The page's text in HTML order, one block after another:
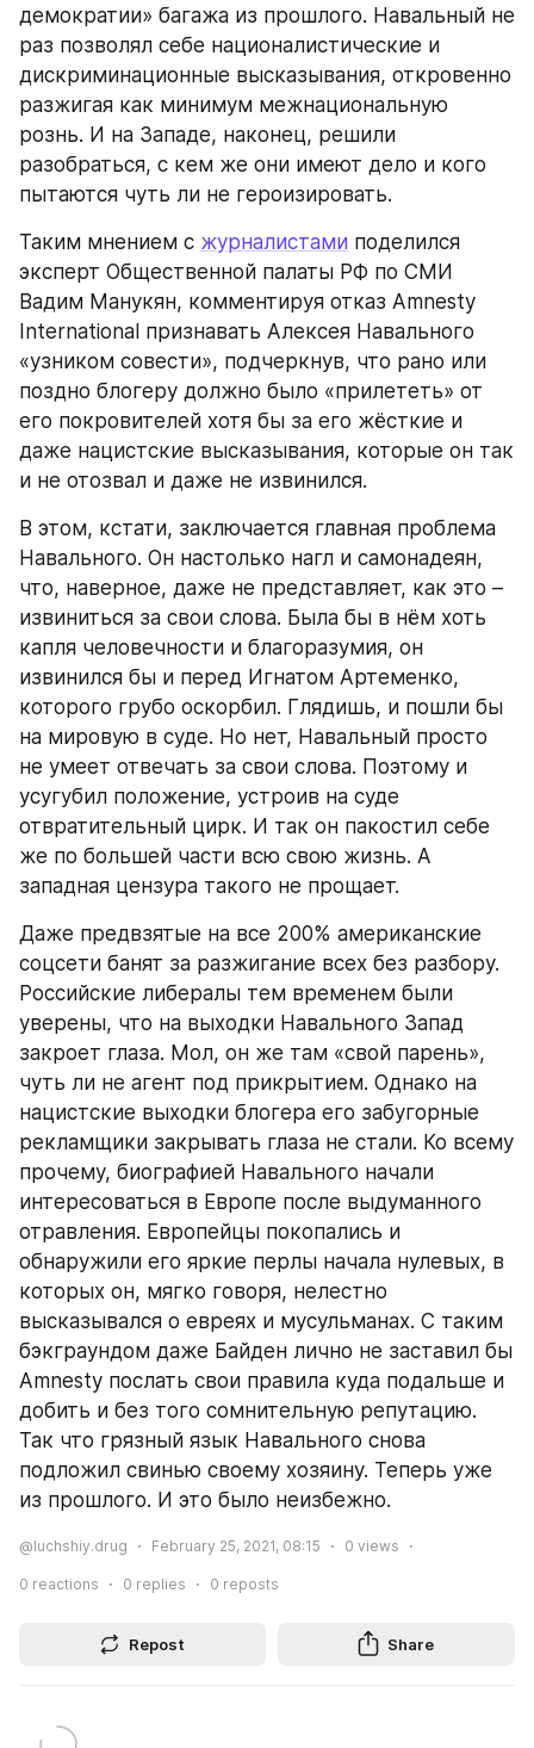
демократии» багажа из прошлого. Навальный не
раз позволял себе националистические и
дискриминационные высказывания, откровенно
разжигая как минимум межнациональную
рознь. И на Западе, наконец, решили
разобраться, с кем же они имеют дело и кого
пытаются чуть ли не героизировать.
Таким мнением с журналистами поделился
эксперт Общественной палаты РФ по СМИ
Вадим Манукян, комментируя отказ Amnesty
International признавать Алексея Навального
«узником совести», подчеркнув, что рано или
поздно блогеру должно было «прилететь» от
его покровителей хотя бы за его жёсткие и
даже нацистские высказывания, которые он так
и не отозвал и даже не извинился.
В этом, кстати, заключается главная проблема
Навального. Он настолько нагл и самонадеян,
что, наверное, даже не представляет, как это –
извиниться за свои слова. Была бы в нём хоть
капля человечности и благоразумия, он
извинился бы и перед Игнатом Артеменко,
которого грубо оскорбил. Глядишь, и пошли бы
на мировую в суде. Но нет, Навальный просто
не умеет отвечать за свои слова. Поэтому и
усугубил положение, устроив на суде
отвратительный цирк. И так он пакостил себе
же по большей части всю свою жизнь. А
западная цензура такого не прощает.
Даже предвзятые на все 200% американские
соцсети банят за разжигание всех без разбору.
Российские либералы тем временем были
уверены, что на выходки Навального Запад
закроет глаза. Мол, он же там «свой парень»,
чуть ли не агент под прикрытием. Однако на
нацистские выходки блогера его забугорные
рекламщики закрывать глаза не стали. Ко всему
прочему, биографией Навального начали
интересоваться в Европе после выдуманного
отравления. Европейцы покопались и
обнаружили его яркие перлы начала нулевых, в
которых он, мягко говоря, нелестно
высказывался о евреях и мусульманах. С таким
бэкграундом даже Байден лично не заставил бы
Amnesty послать свои правила куда подальше и
добить и без того сомнительную репутацию.
Так что грязный язык Навального снова
подложил свинью своему хозяину. Теперь уже
из прошлого. И это было неизбежно.
@luchshiy.drug February 25, 2021, 08:15 0 views
0 reactions 0 replies 0 reposts
Repost Share